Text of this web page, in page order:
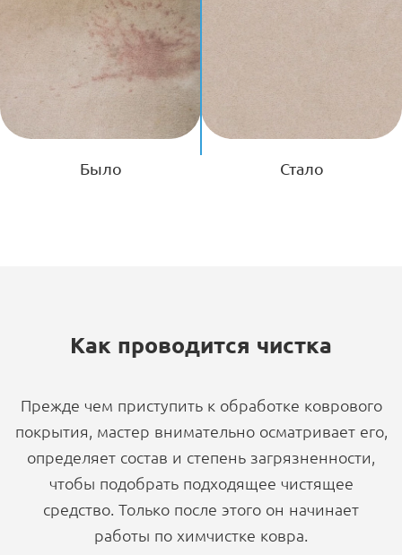
Было Стало
Как проводится чистка
Прежде чем приступить к обработке коврового
покрытия, мастер внимательно осматривает его,
определяет состав и степень загрязненности,
чтобы подобрать подходящее чистящее
средство. Только после этого он начинает
работы по химчистке ковра.